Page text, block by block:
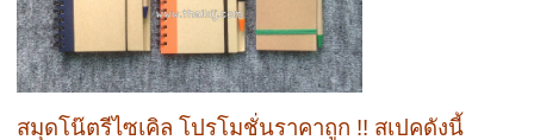
สมุดโน๊ตรีไซเคิล โปรโมชั่นราคาถูก !! สเปคดังนี้